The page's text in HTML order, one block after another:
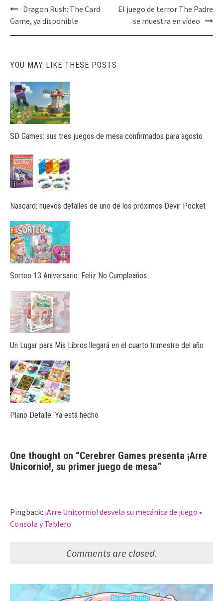
Post
navigation
Dragon Rush: The Card
Game, ya disponible
El juego de terror The Padre
se muestra en vídeo
YOU MAY LIKE THESE POSTS
SD Games: sus tres juegos de mesa confirmados para agosto
Nascard: nuevos detalles de uno de los próximos Devir Pocket
Sorteo 13 Aniversario: Feliz No Cumpleaños
Un Lugar para Mis Libros llegará en el cuarto trimestre del año
Plano Detalle: Ya está hecho
One thought on “Cerebrer Games presenta ¡Arre
Unicornio!, su primer juego de mesa”
Pingback: ¡Arre Unicornio! desvela su mecánica de juego •
Consola y Tablero
Comments are closed.